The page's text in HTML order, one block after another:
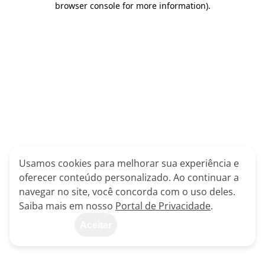
browser console for more information).
Usamos cookies para melhorar sua experiência e
oferecer conteúdo personalizado. Ao continuar a
navegar no site, você concorda com o uso deles.
Saiba mais em nosso Portal de Privacidade.